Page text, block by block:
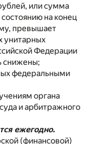
или сумма
на конец
превышает
унитарных
Федерации
снижены;
федеральными
органа
и арбитражного
ежегодно.
(финансовой)